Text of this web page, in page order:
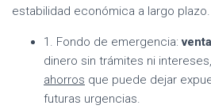
estabilidad económica a largo plazo.
1. Fondo de emergencia:
dinero sin trámites ni intereses,
ahorros que puede dejar
futuras urgencias.